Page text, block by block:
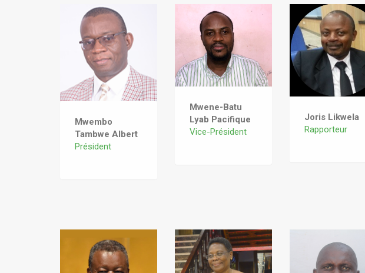
Mwembo
Tambwe Albert
Président
Mwene-Batu
Lyab Pacifique
Vice-Président
Joris Likwela
Rapporteur